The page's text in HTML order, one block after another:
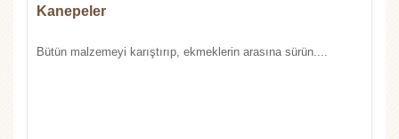
Kanepeler
Bütün malzemeyi karıştırıp, ekmeklerin arasına sürün....